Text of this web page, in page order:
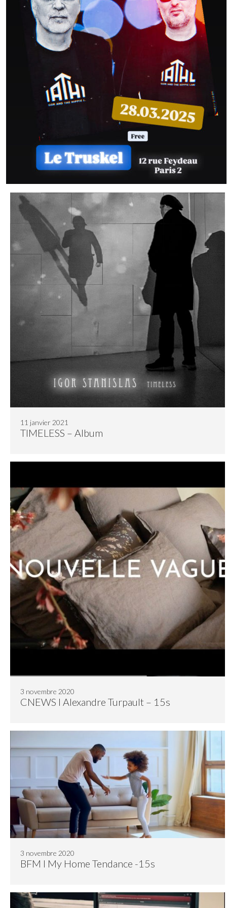
VOIX OFF – VOICE OVER
LIVRES AUDIO
11 janvier 2021
TIMELESS – Album
3 novembre 2020
CNEWS I Alexandre Turpault – 15s
3 novembre 2020
BFM I My Home Tendance -15s